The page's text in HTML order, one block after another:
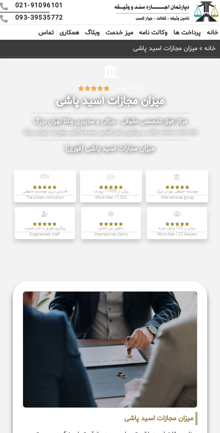
021-91096101
093-39535772
خانه
پرداخت ها وکالت نامه میز خدمت وبلاگ همکاری
تماس
خانه » میزان مجازات اسید پاشی





میزان مجازات اسید پاشی
مرکز فوق تخصصی حقوقی ، جزائی و سایبری وکلا تهران بزرگ
ارائه کلیه خدمات وکالت و پیگیری امور قضایی توسط وکلای سطح یک تهران بزرگ
میزان مجازات اسید پاشی (فوری)





موسسه حقوقی تهران بزرگ
International group





بیش از 17000 پرونده
More than 17,000





قدیمی ترین موسسه حقوقی
The oldest institution





بیش از 120 وکیل خبره
More than 120 lawyers





دعاوی بین الملل
International claims





پیگیری فوری با کادر مجرب
Experienced staff
میزان مجازات اسید پاشی